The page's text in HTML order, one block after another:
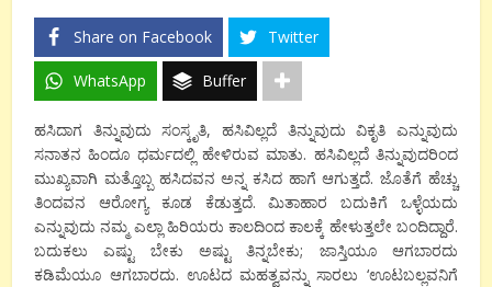
Share on Facebook Twitter
WhatsApp Buffer
ಹಸಿದಾಗ ತಿನ್ನುವುದು ಸಂಸ್ಕೃತಿ, ಹಸಿವಿಲ್ಲದೆ ತಿನ್ನುವುದು ವಿಕೃತಿ ಎನ್ನುವುದು
ಸನಾತನ ಹಿಂದೂ ಧರ್ಮದಲ್ಲಿ ಹೇಳಿರುವ ಮಾತು. ಹಸಿವಿಲ್ಲದೆ ತಿನ್ನುವುದರಿಂದ
ಮುಖ್ಯವಾಗಿ ಮತ್ತೊಬ್ಬ ಹಸಿದವನ ಅನ್ನ ಕಸಿದ ಹಾಗೆ ಆಗುತ್ತದೆ. ಜೊತೆಗೆ ಹೆಚ್ಚು
ತಿಂದವನ ಆರೋಗ್ಯ ಕೂಡ ಕೆಡುತ್ತದೆ. ಮಿತಾಹಾರ ಬದುಕಿಗೆ ಒಳ್ಳೆಯದು
ಎನ್ನುವುದು ನಮ್ಮ ಎಲ್ಲಾ ಹಿರಿಯರು ಕಾಲದಿಂದ ಕಾಲಕ್ಕೆ ಹೇಳುತ್ತಲೇ ಬಂದಿದ್ದಾರೆ.
ಬದುಕಲು ಎಷ್ಟು ಬೇಕು ಅಷ್ಟು ತಿನ್ನಬೇಕು; ಜಾಸ್ತಿಯೂ ಆಗಬಾರದು
ಕಡಿಮೆಯೂ ಆಗಬಾರದು. ಊಟದ ಮಹತ್ವವನ್ನು ಸಾರಲು ‘ಊಟಬಲ್ಲವನಿಗೆ